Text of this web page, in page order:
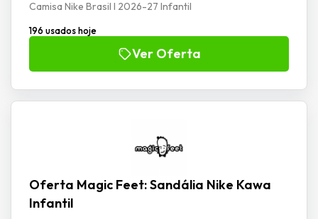
Camisa Nike Brasil I 2026-27 Infantil
196 usados hoje
Ver Oferta
Oferta Magic Feet: Sandália Nike Kawa
Infantil